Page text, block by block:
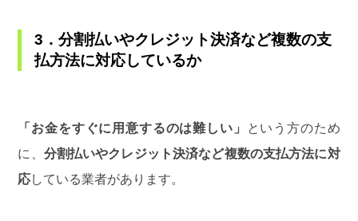
3．分割払いやクレジット決済など複数の支
払方法に対応しているか
「お金をすぐに用意するのは難しい」
という方のため
に、 分割払いやクレジット決済など複数の支払方法に対
応している業者があります。